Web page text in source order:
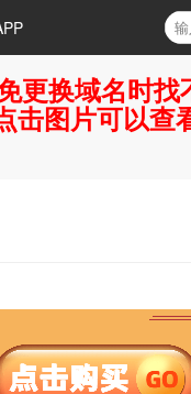
更换域名时
击图片可以查